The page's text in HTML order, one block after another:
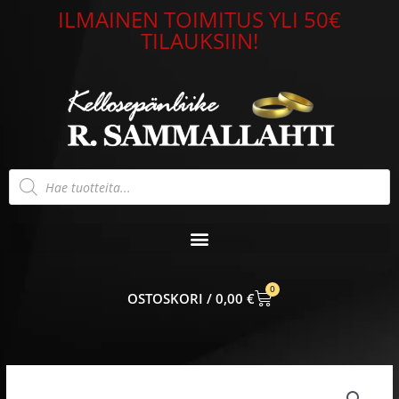
ILMAINEN TOIMITUS YLI 50€
TILAUKSIIN!
Products
search
0,00 €
0
CART